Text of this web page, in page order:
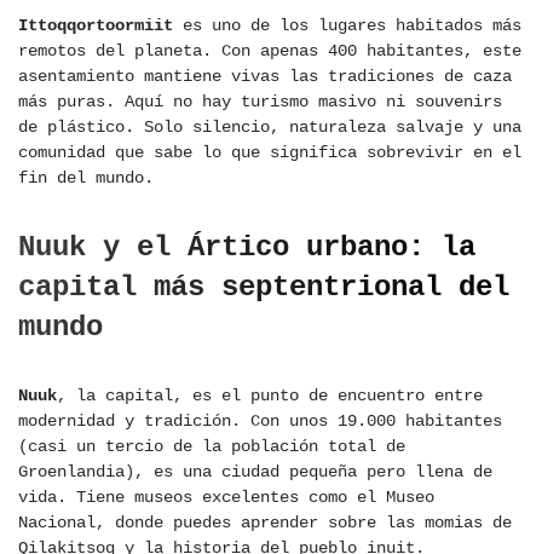
Ittoqqortoormiit es uno de los lugares habitados más
remotos del planeta. Con apenas 400 habitantes, este
asentamiento mantiene vivas las tradiciones de caza
más puras. Aquí no hay turismo masivo ni souvenirs
de plástico. Solo silencio, naturaleza salvaje y una
comunidad que sabe lo que significa sobrevivir en el
fin del mundo.
Nuuk y el Ártico urbano: la
capital más septentrional del
mundo
Nuuk, la capital, es el punto de encuentro entre
modernidad y tradición. Con unos 19.000 habitantes
(casi un tercio de la población total de
Groenlandia), es una ciudad pequeña pero llena de
vida. Tiene museos excelentes como el Museo
Nacional, donde puedes aprender sobre las momias de
Qilakitsoq y la historia del pueblo inuit.